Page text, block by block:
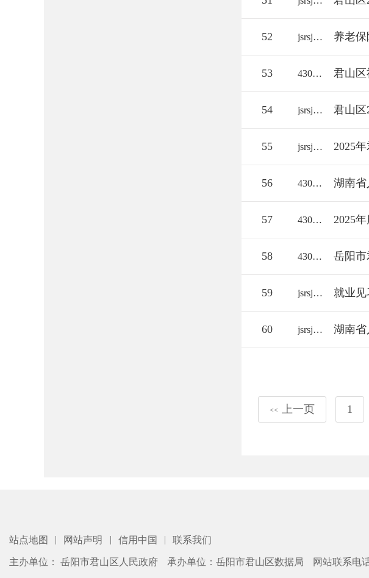
52 jsrsj/2025-2322992 养老
53 43061000/2025-2321441 君山区
54 jsrsj/2025-2321019 君山区
55 jsrsj/2025-2320993 2025
56 43060018112/2025-2316866
57 43060018112/2025-2315163 2025
58 43061000/2025-1186031 岳阳
59 jsrsj/2025-2313563 就业见
60 jsrsj/2025-2313555
<< 上一页 1
站点地图 | 网站声明 | 信用中国 | 联系我们
主办单位： 岳阳市君山区人民政府 承办单位：岳阳市君山区数据局 网站联系电